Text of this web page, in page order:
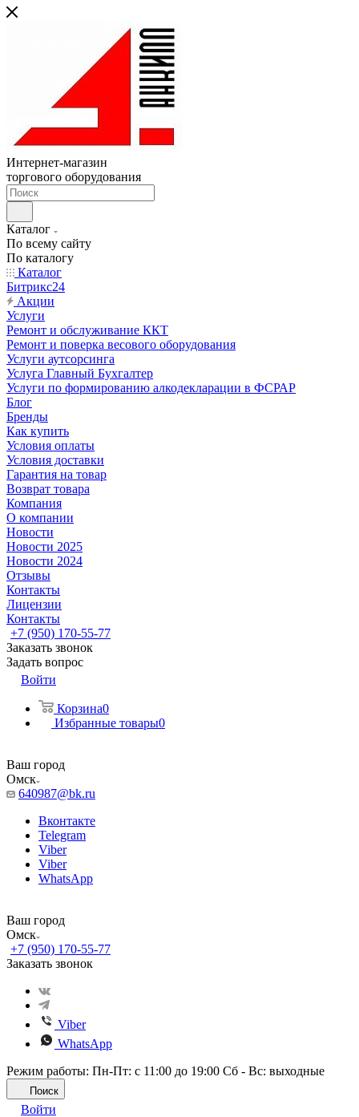
Интернет-магазин
торгового оборудования
Каталог
По всему сайту
По каталогу
Каталог
Битрикс24
Акции
Услуги
Ремонт и обслуживание ККТ
Ремонт и поверка весового оборудования
Услуги аутсорсинга
Услуга Главный Бухгалтер
Услуги по формированию алкодекларации в ФСРАР
Блог
Бренды
Как купить
Условия оплаты
Условия доставки
Гарантия на товар
Возврат товара
Компания
О компании
Новости
Новости 2025
Новости 2024
Отзывы
Контакты
Лицензии
Контакты
+7 (950) 170-55-77
Заказать звонок
Задать вопрос
Войти
Корзина0
Избранные товары0
Ваш город
Омск
640987@bk.ru
Вконтакте
Telegram
Viber
Viber
WhatsApp
Ваш город
Омск
+7 (950) 170-55-77
Заказать звонок
Viber
WhatsApp
Режим работы: Пн-Пт: с 11:00 до 19:00 Сб - Вс: выходные
Поиск
Войти